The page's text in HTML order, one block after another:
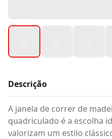
Descrição
A janela de correr de
quadriculado é a escolha
valorizam um estilo